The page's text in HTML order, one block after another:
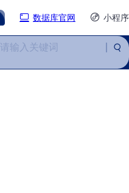
数据库官网 小程序
请输入关键词